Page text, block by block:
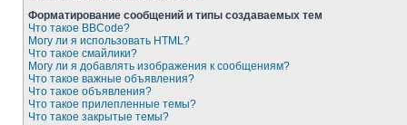
Форматирование сообщений и типы создаваемых тем
Что такое BBCode?
Могу ли я использовать HTML?
Что такое смайлики?
Могу ли я добавлять изображения к сообщениям?
Что такое важные объявления?
Что такое объявления?
Что такое прилепленные темы?
Что такое закрытые темы?